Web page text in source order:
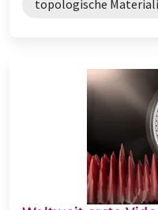
topologische